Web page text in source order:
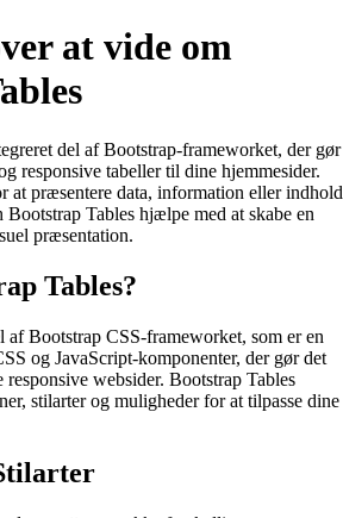
at vide om
del af Bootstrap-frameworket, der gør
responsive tabeller til dine hjemmesider.
at præsentere data, information eller indhold
Bootstrap Tables hjælpe med at skabe en
præsentation.
Tables?
af Bootstrap CSS-frameworket, som er en
og JavaScript-komponenter, der gør det
websider. Bootstrap Tables
stilarter og muligheder for at tilpasse dine